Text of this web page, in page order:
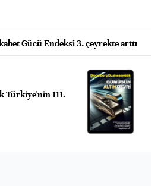
Gücü Endeksi 3. çeyrekte arttı
Türkiye'nin 111.